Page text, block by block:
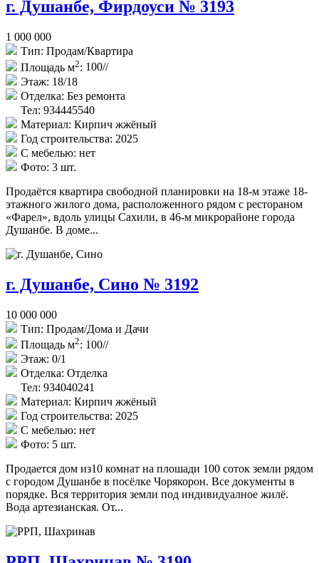
г. Душанбе, Фирдоуси № 3193
1 000 000
Тип: Продам/Квартира
Площадь м2: 100//
Этаж: 18/18
Отделка: Без ремонта
Тел: 934445540
Материал: Кирпич жжёный
Год строительства: 2025
С мебелью: нет
Фото: 3 шт.
Продаётся квартира свободной планировки на 18-м этаже 18-
этажного жилого дома, расположенного рядом с рестораном
«Фарел», вдоль улицы Сахили, в 46-м микрорайоне города
Душанбе. В доме...
г. Душанбе, Сино № 3192
10 000 000
Тип: Продам/Дома и Дачи
Площадь м2: 100//
Этаж: 0/1
Отделка: Отделка
Тел: 934040241
Материал: Кирпич жжёный
Год строительства: 2025
С мебелью: нет
Фото: 5 шт.
Продается дом из10 комнат на плошади 100 соток земли рядом
с городом Душанбе в посёлке Чорякорон. Все документы в
порядке. Вся территория земли под индивидуалное жилё.
Вода артезианская. От...